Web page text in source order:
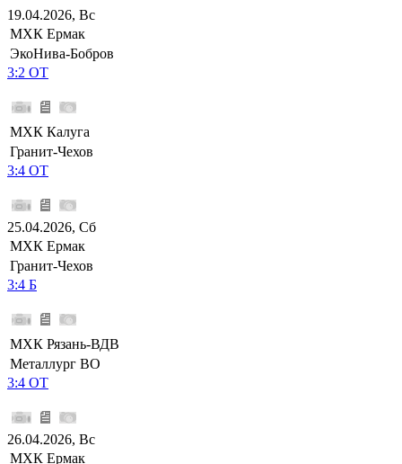
19.04.2026, Вс
МХК Ермак
ЭкоНива-Бобров
3:2 ОТ
МХК Калуга
Гранит-Чехов
3:4 ОТ
25.04.2026, Сб
МХК Ермак
Гранит-Чехов
3:4 Б
МХК Рязань-ВДВ
Металлург ВО
3:4 ОТ
26.04.2026, Вс
МХК Ермак